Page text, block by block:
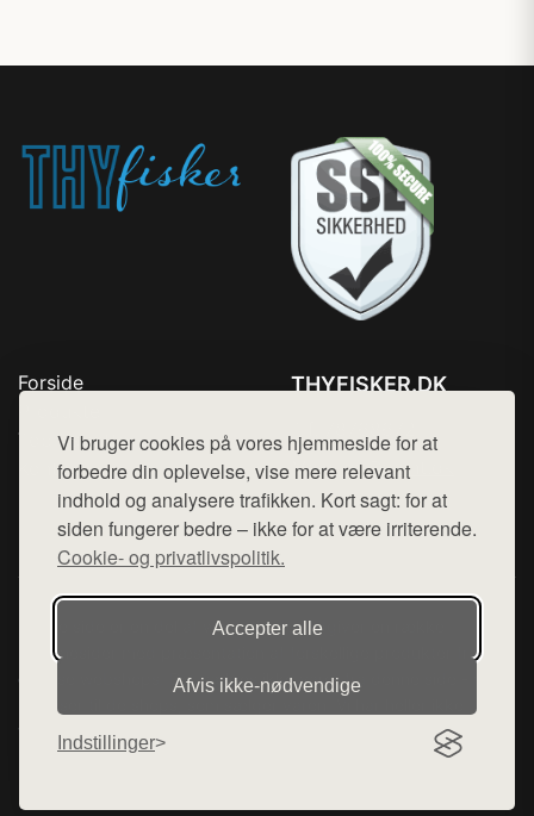
Vi bruger cookies på vores hjemmeside for at
forbedre din oplevelse, vise mere relevant
indhold og analysere trafikken. Kort sagt: for at
siden fungerer bedre – ikke for at være irriterende.
Cookie- og privatlivspolitik.
Accepter alle
Afvis ikke‑nødvendige
Indstillinger
Forside
Top Rabatter
Kontakt
THYFISKER.DK
Mail: hej@want.dk
Cookie- og privatlivspolitik
Denne side er en del af want.dk, der udgiver en række
hjemmesider med præsentation af forskellige produkter fra
diverse webshops. Der sælges ikke varer fra denne side - vi
henviser til de shops, som sælger varen. Vi har heller ikke
varerne på lager.